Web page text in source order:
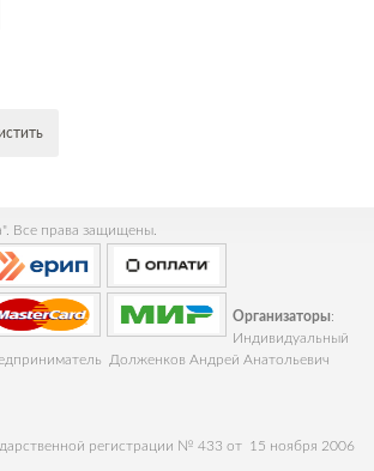
Все права защищены.
Организаторы:
Индивидуальный
Долженков Андрей Анатольевич
регистрации № 433 от 15 ноября 2006